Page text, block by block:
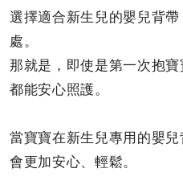
選擇適合新生兒的嬰兒背
處。
那就是，即使是第一次抱
都能安心照護。
當寶寶在新生兒專用的嬰
會更加安心、輕鬆。